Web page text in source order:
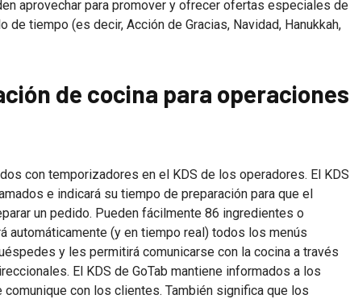
aprovechar para promover y ofrecer ofertas especiales de
de tiempo (es decir, Acción de Gracias, Navidad, Hanukkah,
de cocina para operaciones
con temporizadores en el KDS de los operadores. El KDS
e indicará su tiempo de preparación para que el
un pedido. Pueden fácilmente 86 ingredientes o
automáticamente (y en tiempo real) todos los menús
y les permitirá comunicarse con la cocina a través
El KDS de GoTab mantiene informados a los
con los clientes. También significa que los